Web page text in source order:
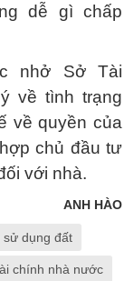
dễ gì chấp
nhở Sở Tài
về tình trạng
về quyền của
chủ đầu tư
với nhà.
ANH HÀO
sử dụng đất
chính nhà nước